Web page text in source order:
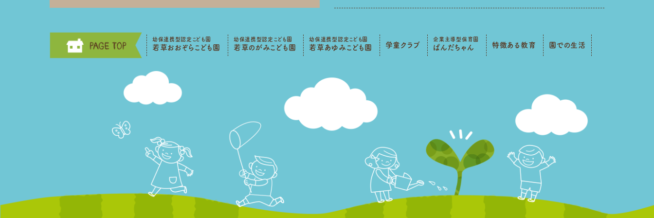
幼保連携型認定こども園
若草おおぞらこども園
幼保連携型認定こども園
若草のがみこども園
幼保連携型認定こども園
若草あゆみこども園 学童クラブ
企業主導型保育園
ぱんだちゃん 特徴ある教育 園での生活